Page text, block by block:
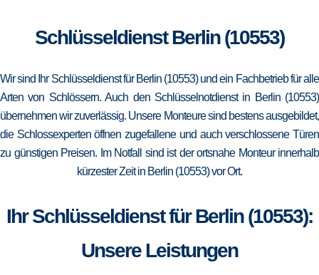
Schlüsseldienst Berlin (10553)
Wir sind Ihr Schlüsseldienst für Berlin (10553) und ein Fachbetrieb für alle
Arten von Schlössern. Auch den Schlüsselnotdienst in Berlin (10553)
übernehmen wir zuverlässig. Unsere Monteure sind bestens ausgebildet,
die Schlossexperten öffnen zugefallene und auch verschlossene Türen
zu günstigen Preisen. Im Notfall sind ist der ortsnahe Monteur innerhalb
kürzester Zeit in Berlin (10553) vor Ort.
Ihr Schlüsseldienst für Berlin (10553):
Unsere Leistungen